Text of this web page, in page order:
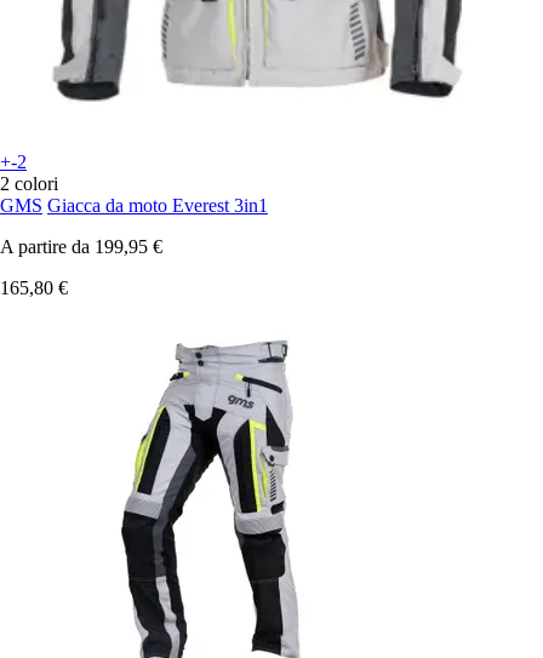
+-2
2 colori
GMS Giacca da moto Everest 3in1
A partire da 199,95 €
165,80 €